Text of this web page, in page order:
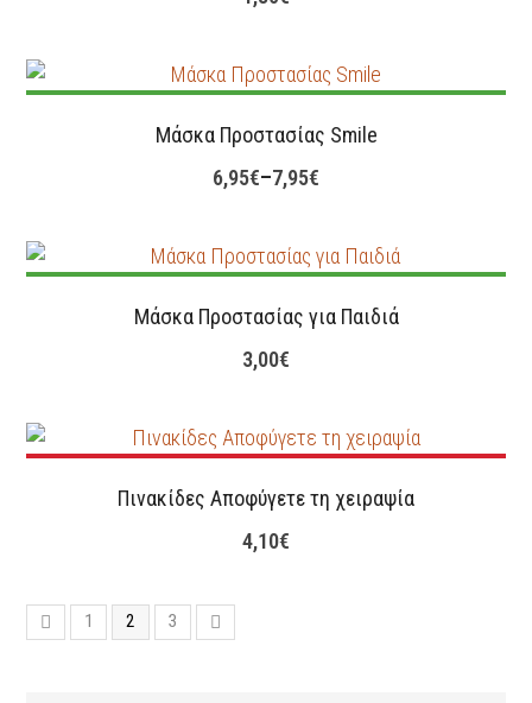
Μάσκα Προστασίας Smile
6,95€–7,95€
Μάσκα Προστασίας για Παιδιά
3,00€
Πινακίδες Αποφύγετε τη χειραψία
4,10€
1 2 3